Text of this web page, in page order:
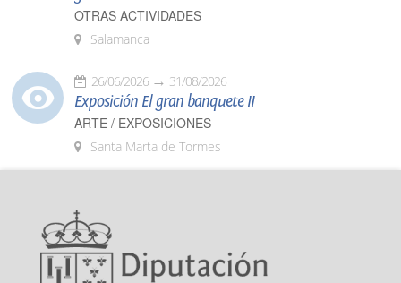
OTRAS ACTIVIDADES
Salamanca
26/06/2026 31/08/2026
Exposición El gran banquete II
ARTE / EXPOSICIONES
Santa Marta de Tormes